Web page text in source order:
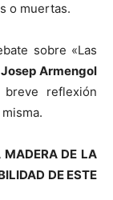
o muertas.
sobre «Las
Josep Armengol
breve reflexión
MADERA DE LA
DE ESTE